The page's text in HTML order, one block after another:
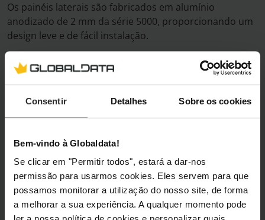
Consentir Detalhes Sobre os cookies
Bem-vindo à Globaldata!
Se clicar em "Permitir todos", estará a dar-nos
permissão para usarmos cookies. Eles servem para que
possamos monitorar a utilização do nosso site, de forma
a melhorar a sua experiência. A qualquer momento pode
Os painéis laterais são fabricados em alumínio
anodizado de 2 mm da série 5000, proporcionando um
design leve e de fácil instalação.